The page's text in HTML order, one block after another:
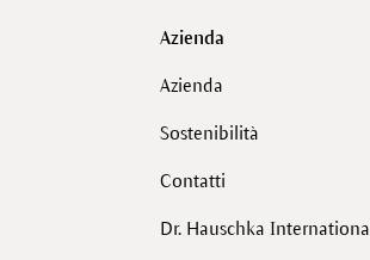
Azienda
Azienda
Sostenibilità
Contatti
Dr. Hauschka International